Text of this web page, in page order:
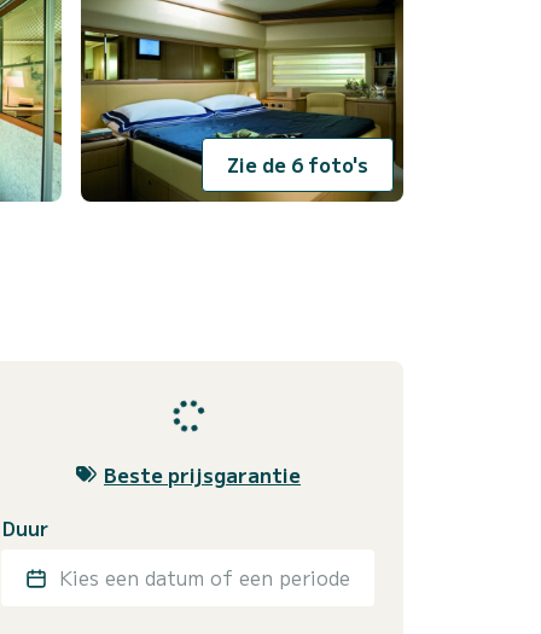
Zie de 6 foto's
Beste prijsgarantie
Duur
Kies een datum of een periode